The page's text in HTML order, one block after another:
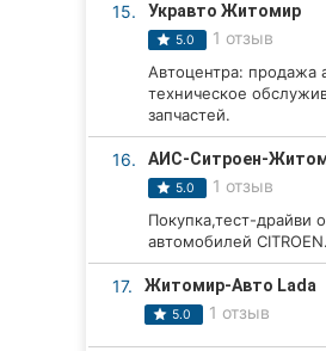
15. Укравто Житомир
5.0 1 отзыв
Автоцентра: продажа
техническое
запчастей.
16. АИС-Ситроен-
5.0 1 отзыв
Покупка,тест-драйви
автомобилей CITROEN.
17. Житомир-Авто Lada
5.0 1 отзыв